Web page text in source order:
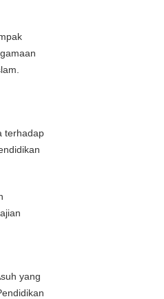
terhadap
yang